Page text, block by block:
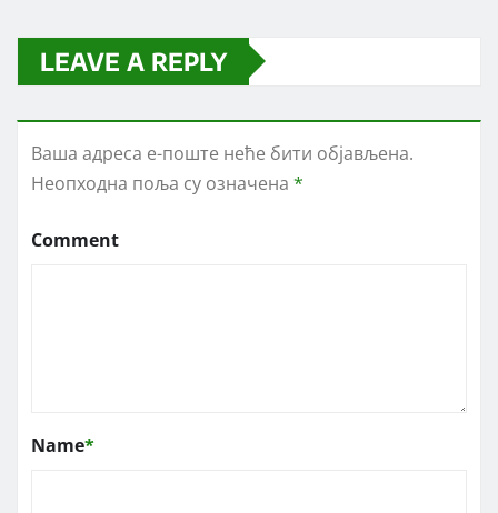
LEAVE A REPLY
Ваша адреса е-поште неће бити објављена.
Неопходна поља су означена *
Comment
Name*